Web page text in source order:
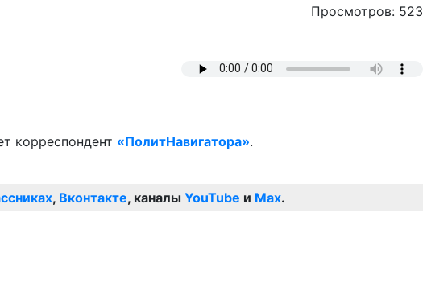
Просмотров: 523
корреспондент «ПолитНавигатора».
, Вконтакте, каналы YouTube и Max.